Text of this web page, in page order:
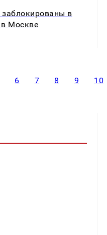
в
Москве
6 7 8 9 10